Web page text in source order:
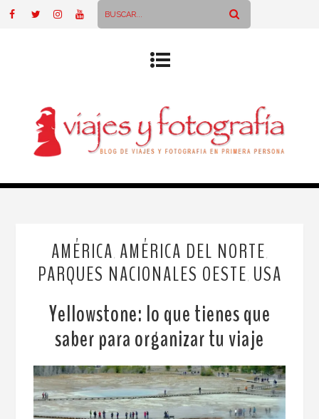
AMÉRICA AMÉRICA DEL NORTE
PARQUES NACIONALES OESTE USA
Yellowstone: lo que tienes que
saber para organizar tu viaje